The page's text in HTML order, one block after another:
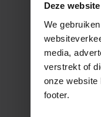
Deze
We
media,
verstrekt of
onze website
footer.